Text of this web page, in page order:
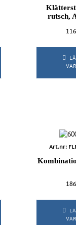
rutsch,
Art.nr: